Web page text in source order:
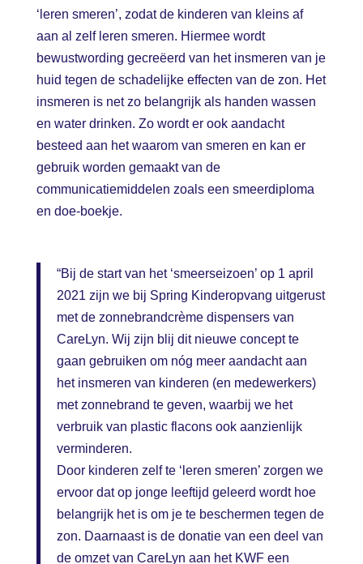
‘leren smeren’, zodat de kinderen van kleins af
aan al zelf leren smeren. Hiermee wordt
bewustwording gecreëerd van het insmeren van je
huid tegen de schadelijke effecten van de zon. Het
insmeren is net zo belangrijk als handen wassen
en water drinken. Zo wordt er ook aandacht
besteed aan het waarom van smeren en kan er
gebruik worden gemaakt van de
communicatiemiddelen zoals een smeerdiploma
en doe-boekje.
“Bij de start van het ‘smeerseizoen’ op 1 april
2021 zijn we bij Spring Kinderopvang uitgerust
met de zonnebrandcrème dispensers van
CareLyn. Wij zijn blij dit nieuwe concept te
gaan gebruiken om nóg meer aandacht aan
het insmeren van kinderen (en medewerkers)
met zonnebrand te geven, waarbij we het
verbruik van plastic flacons ook aanzienlijk
verminderen.
Door kinderen zelf te ‘leren smeren’ zorgen we
ervoor dat op jonge leeftijd geleerd wordt hoe
belangrijk het is om je te beschermen tegen de
zon. Daarnaast is de donatie van een deel van
de omzet van CareLyn aan het KWF een